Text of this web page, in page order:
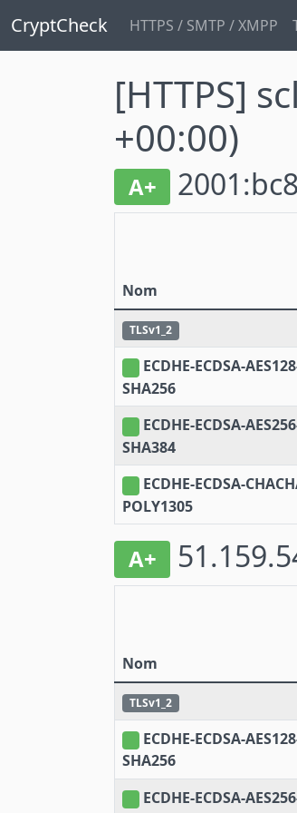
CryptCheck HTTPS / SMTP / XMPP
[HTTPS]
+00:00)
A+
Nom
TLSv1_2
ECDHE-ECDSA-
SHA256
ECDHE-ECDSA-
SHA384
ECDHE-ECDSA-
POLY1305
A+
Nom
TLSv1_2
ECDHE-ECDSA-
SHA256
ECDHE-ECDSA-